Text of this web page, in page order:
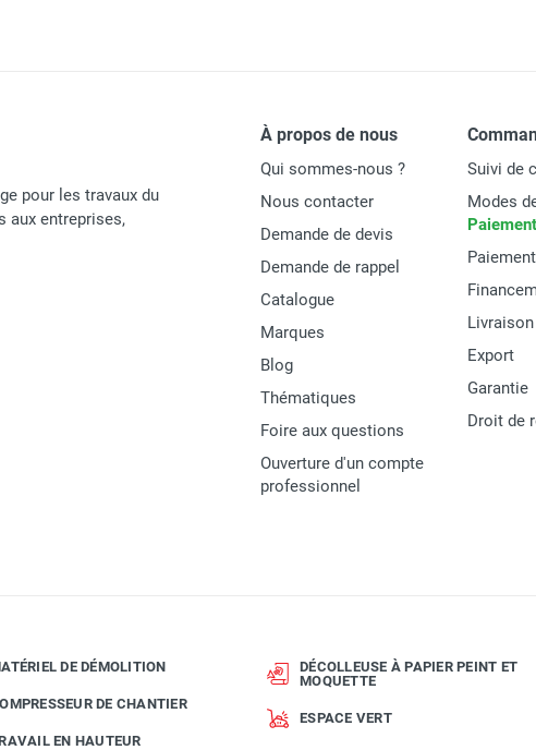
pour les travaux du
aux entreprises,
À propos de nous
Qui sommes-nous ?
Nous contacter
Demande de devis
Demande de rappel
Catalogue
Marques
Blog
Thématiques
Foire aux questions
Ouverture d'un compte
professionnel
Suivi de
Modes
Livraison
Export
Garantie
Droit de
DE DÉMOLITION
DE CHANTIER
EN HAUTEUR
DÉCOLLEUSE À PAPIER PEINT ET
MOQUETTE
ESPACE VERT